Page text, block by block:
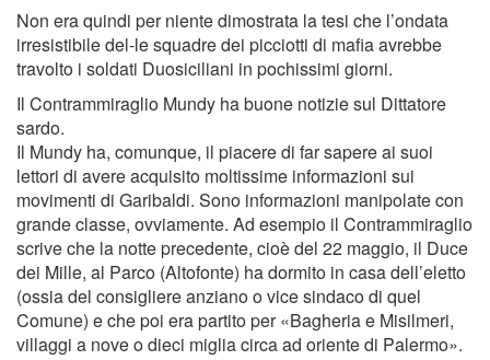
Non era quindi per niente dimostrata la tesi che l’ondata
irresistibile del-le squadre dei picciotti di maﬁa avrebbe
travolto i soldati Duosiciliani in pochissimi giorni.
Il Contrammiraglio Mundy ha buone notizie sul Dittatore
sardo.
Il Mundy ha, comunque, il piacere di far sapere ai suoi
lettori di avere acquisito moltissime informazioni sui
movimenti di Garibaldi. Sono informazioni manipolate con
grande classe, ovviamente. Ad esempio il Contrammiraglio
scrive che la notte precedente, cioè del 22 maggio, il Duce
dei Mille, al Parco (Altofonte) ha dormito in casa dell’eletto
(ossia del consigliere anziano o vice sindaco di quel
Comune) e che poi era partito per «Bagheria e Misilmeri,
villaggi a nove o dieci miglia circa ad oriente di Palermo».